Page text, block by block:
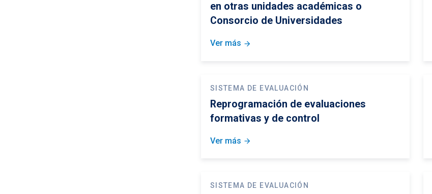
en otras unidades académicas o
Consorcio de Universidades
Ver más arrow_forward
SISTEMA DE EVALUACIÓN
Reprogramación de evaluaciones
formativas y de control
Ver más arrow_forward
SISTEMA DE EVALUACIÓN